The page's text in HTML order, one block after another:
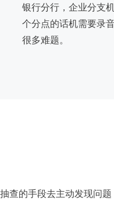
银行分行，企业分支
个分点的话机需要录
很多难题。
的手段去主动发现问题